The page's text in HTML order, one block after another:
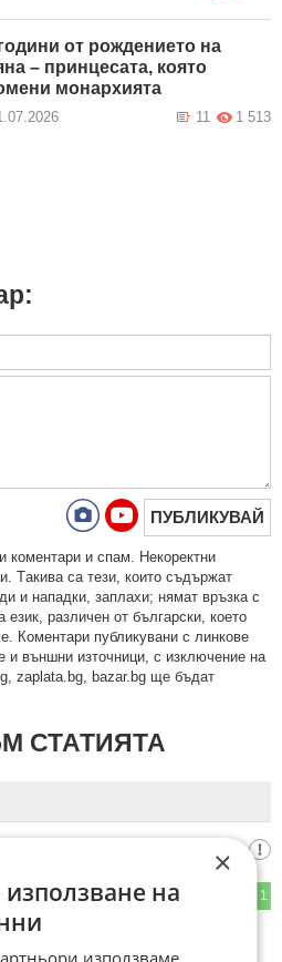
от рождението на
– принцесата, която
монархията
1 513
11
ПУБЛИКУВАЙ
и cпaм. Нeкoрeктни
Тaкивa ca тeзи, кoитo cъдържaт
и нaпaдки, зaплaхи; нямaт връзкa c
рaзличeн oт бългaрcки, което
Коментари публикувани с линкове
и външни източници, с изключение на
zaplata.bg, bazar.bg ще бъдат
СТАТИЯТА
1
я нае.а...а!
×
на
използваме